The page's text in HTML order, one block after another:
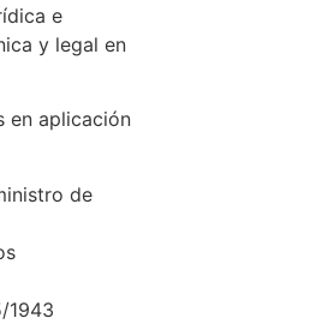
e
y legal en
en aplicación
de
1943